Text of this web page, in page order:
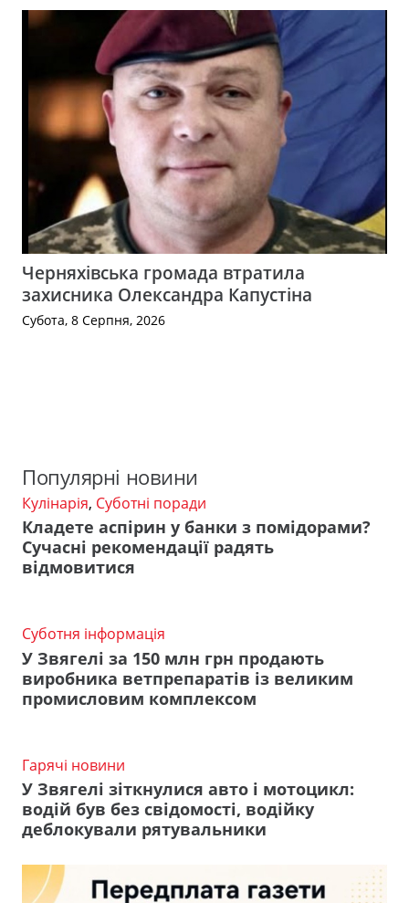
Черняхівська громада втратила
захисника Олександра Капустіна
Субота, 8 Серпня, 2026
Популярні новини
Кулінарія, Суботні поради
Кладете аспірин у банки з помідорами?
Сучасні рекомендації радять
відмовитися
Суботня інформація
У Звягелі за 150 млн грн продають
виробника ветпрепаратів із великим
промисловим комплексом
Гарячі новини
У Звягелі зіткнулися авто і мотоцикл:
водій був без свідомості, водійку
деблокували рятувальники